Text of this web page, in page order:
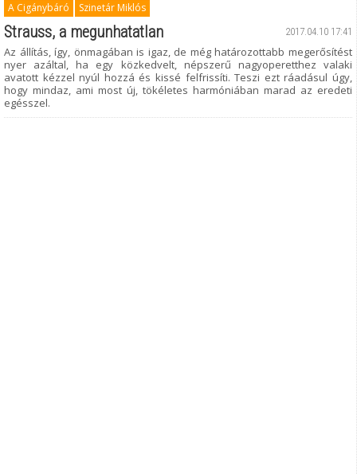
A Cigánybáró
Szinetár Miklós
2017.04.10 17:41
Strauss, a megunhatatlan
Az állítás, így, önmagában is igaz, de még határozottabb megerősítést
nyer azáltal, ha egy közkedvelt, népszerű nagyoperetthez valaki
avatott kézzel nyúl hozzá és kissé felfrissíti. Teszi ezt ráadásul úgy,
hogy mindaz, ami most új, tökéletes harmóniában marad az eredeti
egésszel.